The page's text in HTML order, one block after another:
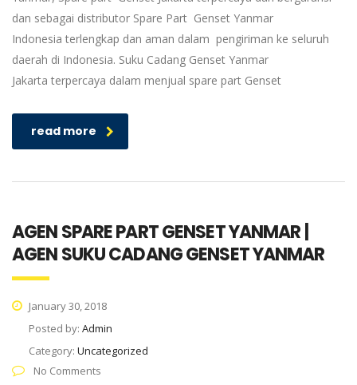
dan sebagai distributor Spare Part Genset Yanmar
Indonesia terlengkap dan aman dalam pengiriman ke seluruh
daerah di Indonesia. Suku Cadang Genset Yanmar
Jakarta terpercaya dalam menjual spare part Genset
read more
AGEN SPARE PART GENSET YANMAR |
AGEN SUKU CADANG GENSET YANMAR
January 30, 2018
Posted by: Admin
Category: Uncategorized
No Comments